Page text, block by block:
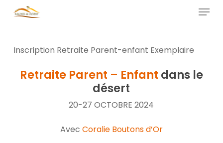
Menu
Inscription Retraite Parent-enfant Exemplaire
Retraite Parent – Enfant dans le
désert
20-27 OCTOBRE 2024
Avec Coralie Boutons d’Or